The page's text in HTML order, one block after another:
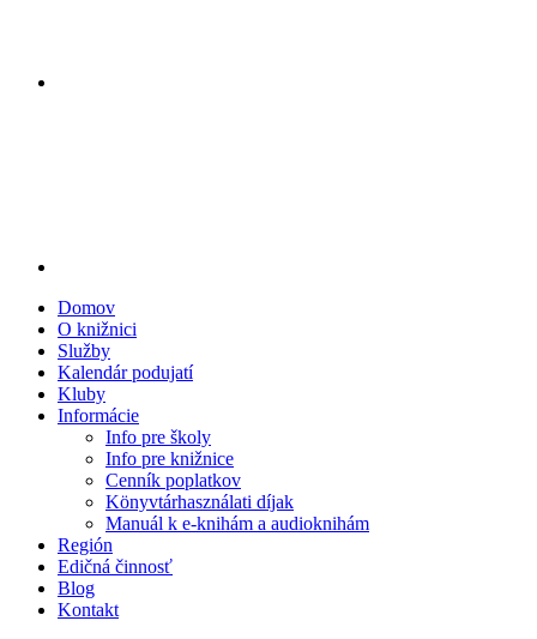
Domov
O knižnici
Služby
Kalendár podujatí
Kluby
Informácie
Info pre školy
Info pre knižnice
Cenník poplatkov
Könyvtárhasználati díjak
Manuál k e-knihám a audioknihám
Región
Edičná činnosť
Blog
Kontakt